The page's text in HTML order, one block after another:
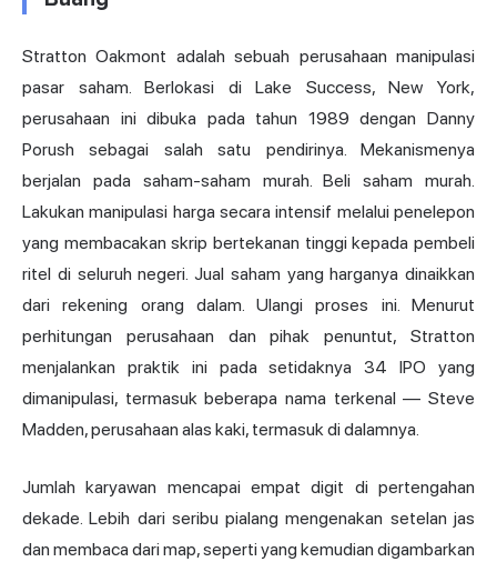
Stratton Oakmont adalah sebuah perusahaan manipulasi
pasar saham. Berlokasi di Lake Success, New York,
perusahaan ini dibuka pada tahun 1989 dengan Danny
Porush sebagai salah satu pendirinya. Mekanismenya
berjalan pada saham-saham murah. Beli saham murah.
Lakukan manipulasi harga secara intensif melalui penelepon
yang membacakan skrip bertekanan tinggi kepada pembeli
ritel di seluruh negeri. Jual saham yang harganya dinaikkan
dari rekening orang dalam. Ulangi proses ini. Menurut
perhitungan perusahaan dan pihak penuntut, Stratton
menjalankan praktik ini pada setidaknya 34 IPO yang
dimanipulasi, termasuk beberapa nama terkenal — Steve
Madden, perusahaan alas kaki, termasuk di dalamnya.
Jumlah karyawan mencapai empat digit di pertengahan
dekade. Lebih dari seribu pialang mengenakan setelan jas
dan membaca dari map, seperti yang kemudian digambarkan